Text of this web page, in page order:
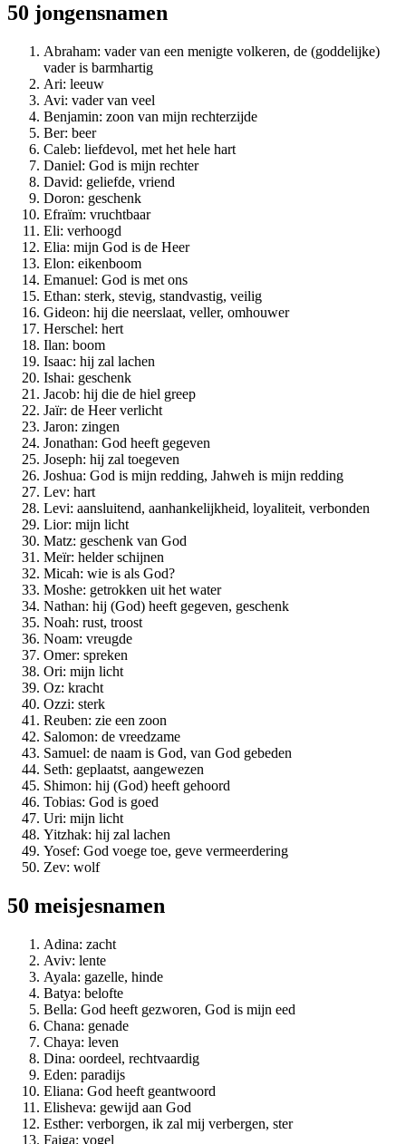
50 jongensnamen
Abraham: vader van een menigte volkeren, de (goddelijke)
vader is barmhartig
Ari: leeuw
Avi: vader van veel
Benjamin: zoon van mijn rechterzijde
Ber: beer
Caleb: liefdevol, met het hele hart
Daniel: God is mijn rechter
David: geliefde, vriend
Doron: geschenk
Efraïm: vruchtbaar
Eli: verhoogd
Elia: mijn God is de Heer
Elon: eikenboom
Emanuel: God is met ons
Ethan: sterk, stevig, standvastig, veilig
Gideon: hij die neerslaat, veller, omhouwer
Herschel: hert
Ilan: boom
Isaac: hij zal lachen
Ishai: geschenk
Jacob: hij die de hiel greep
Jaïr: de Heer verlicht
Jaron: zingen
Jonathan: God heeft gegeven
Joseph: hij zal toegeven
Joshua: God is mijn redding, Jahweh is mijn redding
Lev: hart
Levi: aansluitend, aanhankelijkheid, loyaliteit, verbonden
Lior: mijn licht
Matz: geschenk van God
Meïr: helder schijnen
Micah: wie is als God?
Moshe: getrokken uit het water
Nathan: hij (God) heeft gegeven, geschenk
Noah: rust, troost
Noam: vreugde
Omer: spreken
Ori: mijn licht
Oz: kracht
Ozzi: sterk
Reuben: zie een zoon
Salomon: de vreedzame
Samuel: de naam is God, van God gebeden
Seth: geplaatst, aangewezen
Shimon: hij (God) heeft gehoord
Tobias: God is goed
Uri: mijn licht
Yitzhak: hij zal lachen
Yosef: God voege toe, geve vermeerdering
Zev: wolf
50 meisjesnamen
Adina: zacht
Aviv: lente
Ayala: gazelle, hinde
Batya: belofte
Bella: God heeft gezworen, God is mijn eed
Chana: genade
Chaya: leven
Dina: oordeel, rechtvaardig
Eden: paradijs
Eliana: God heeft geantwoord
Elisheva: gewijd aan God
Esther: verborgen, ik zal mij verbergen, ster
Faiga: vogel